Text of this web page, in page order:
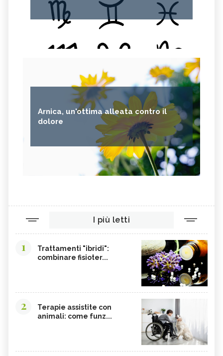
Arnica, un'ottima alleata contro il
dolore
I più letti
1
Trattamenti "ibridi":
combinare fisioter...
2
Terapie assistite con
animali: come funz...